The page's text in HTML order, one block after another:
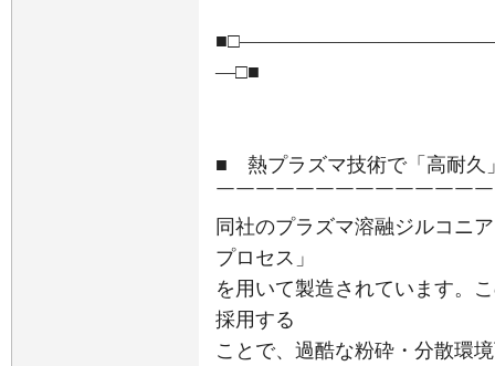
―□■
■ 熱プラズマ技術で「高耐久
￣￣￣￣￣￣￣￣￣￣￣￣￣
同社のプラズマ溶融ジルコニ
プロセス」
を用いて製造されています。
採用する
ことで、過酷な粉砕・分散環